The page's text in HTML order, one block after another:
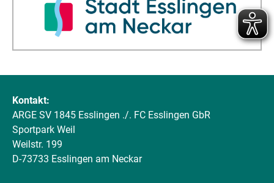
Kontakt:
ARGE SV 1845 Esslingen ./. FC Esslingen GbR
Sportpark Weil
Weilstr. 199
D-73733 Esslingen am Neckar